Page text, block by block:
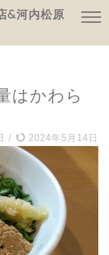
&河内松原
はかわら
/ 2024年5月14日